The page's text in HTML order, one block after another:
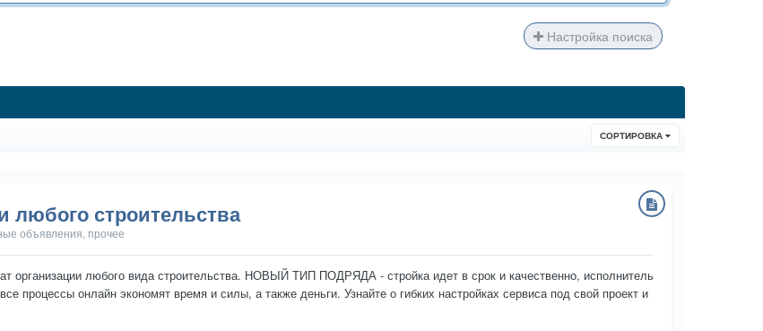
Настройка поиска
СОРТИРОВКА
строительства
объявления, прочее
организации любого вида строительства. НОВЫЙ ТИП ПОДРЯДА - стройка идет в срок и качественно, исполнитель
процессы онлайн экономят время и силы, а также деньги. Узнайте о гибких настройках сервиса под свой проект и